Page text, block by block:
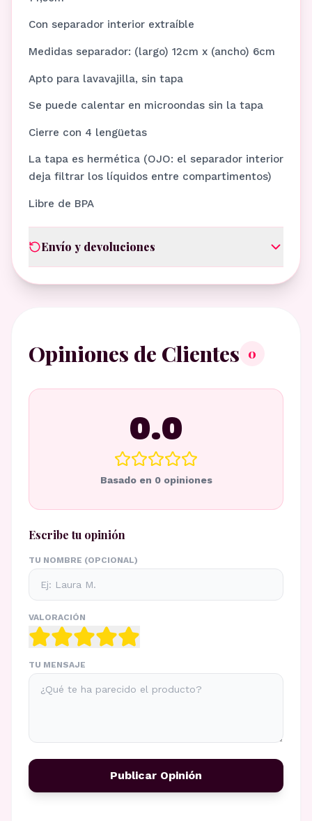
Con separador interior extraíble
Medidas separador: (largo) 12cm x (ancho) 6cm
Apto para lavavajilla, sin tapa
Se puede calentar en microondas sin la tapa
Cierre con 4 lengüetas
La tapa es hermética (OJO: el separador interior
deja filtrar los líquidos entre compartimentos)
Libre de BPA
Envío y devoluciones
Opiniones de Clientes 0
0.0
Basado en 0opiniones
Escribe tu opinión
TU NOMBRE (OPCIONAL)
VALORACIÓN
TU MENSAJE
Publicar Opinión